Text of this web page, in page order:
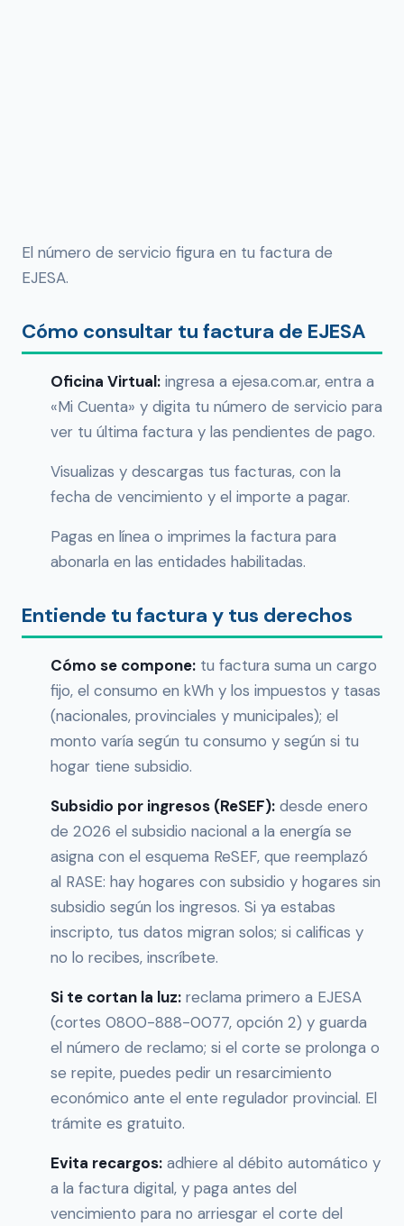
El número de servicio figura en tu factura de
EJESA.
Cómo consultar tu factura de EJESA
Oficina Virtual: ingresa a ejesa.com.ar, entra a
«Mi Cuenta» y digita tu número de servicio para
ver tu última factura y las pendientes de pago.
Visualizas y descargas tus facturas, con la
fecha de vencimiento y el importe a pagar.
Pagas en línea o imprimes la factura para
abonarla en las entidades habilitadas.
Entiende tu factura y tus derechos
Cómo se compone: tu factura suma un cargo
fijo, el consumo en kWh y los impuestos y tasas
(nacionales, provinciales y municipales); el
monto varía según tu consumo y según si tu
hogar tiene subsidio.
Subsidio por ingresos (ReSEF): desde enero
de 2026 el subsidio nacional a la energía se
asigna con el esquema ReSEF, que reemplazó
al RASE: hay hogares con subsidio y hogares sin
subsidio según los ingresos. Si ya estabas
inscripto, tus datos migran solos; si calificas y
no lo recibes, inscríbete.
Si te cortan la luz: reclama primero a EJESA
(cortes 0800-888-0077, opción 2) y guarda
el número de reclamo; si el corte se prolonga o
se repite, puedes pedir un resarcimiento
económico ante el ente regulador provincial. El
trámite es gratuito.
Evita recargos: adhiere al débito automático y
a la factura digital, y paga antes del
vencimiento para no arriesgar el corte del